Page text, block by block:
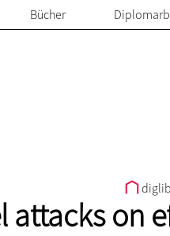
Bücher
attacks on